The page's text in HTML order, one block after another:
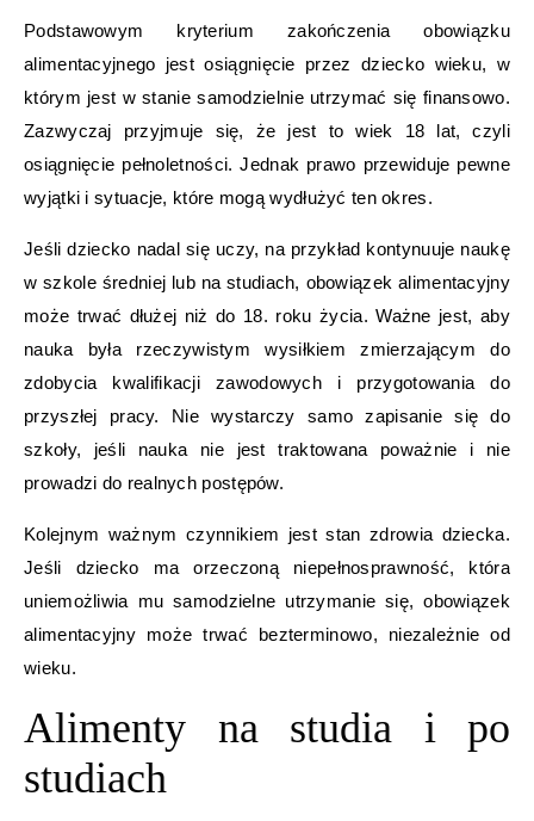
Podstawowym kryterium zakończenia obowiązku
alimentacyjnego jest osiągnięcie przez dziecko wieku, w
którym jest w stanie samodzielnie utrzymać się finansowo.
Zazwyczaj przyjmuje się, że jest to wiek 18 lat, czyli
osiągnięcie pełnoletności. Jednak prawo przewiduje pewne
wyjątki i sytuacje, które mogą wydłużyć ten okres.
Jeśli dziecko nadal się uczy, na przykład kontynuuje naukę
w szkole średniej lub na studiach, obowiązek alimentacyjny
może trwać dłużej niż do 18. roku życia. Ważne jest, aby
nauka była rzeczywistym wysiłkiem zmierzającym do
zdobycia kwalifikacji zawodowych i przygotowania do
przyszłej pracy. Nie wystarczy samo zapisanie się do
szkoły, jeśli nauka nie jest traktowana poważnie i nie
prowadzi do realnych postępów.
Kolejnym ważnym czynnikiem jest stan zdrowia dziecka.
Jeśli dziecko ma orzeczoną niepełnosprawność, która
uniemożliwia mu samodzielne utrzymanie się, obowiązek
alimentacyjny może trwać bezterminowo, niezależnie od
wieku.
Alimenty na studia i po
studiach